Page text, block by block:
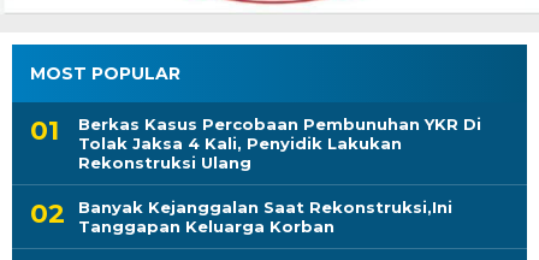
MOST POPULAR
Berkas Kasus Percobaan Pembunuhan YKR Di
Tolak Jaksa 4 Kali, Penyidik Lakukan
Rekonstruksi Ulang
Banyak Kejanggalan Saat Rekonstruksi,Ini
Tanggapan Keluarga Korban